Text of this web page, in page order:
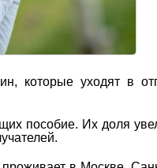
которые уходят в
пособие. Их доля